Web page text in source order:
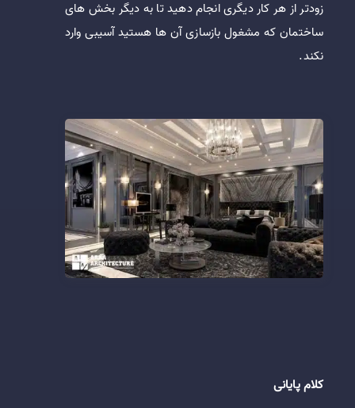
زودتر از هر کار دیگری انجام دهید تا به دیگر بخش های
ساختمان که مشغول بازسازی آن ها هستید آسیبی وارد
نکند.
کلام پایانی